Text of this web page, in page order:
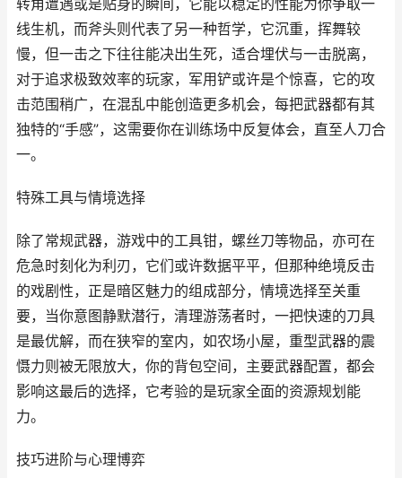
转角遭遇或是贴身的瞬间，它能以稳定的性能为你争取一
线生机，而斧头则代表了另一种哲学，它沉重，挥舞较
慢，但一击之下往往能决出生死，适合埋伏与一击脱离，
对于追求极致效率的玩家，军用铲或许是个惊喜，它的攻
击范围稍广，在混乱中能创造更多机会，每把武器都有其
独特的“手感”，这需要你在训练场中反复体会，直至人刀合
一。
特殊工具与情境选择
除了常规武器，游戏中的工具钳，螺丝刀等物品，亦可在
危急时刻化为利刃，它们或许数据平平，但那种绝境反击
的戏剧性，正是暗区魅力的组成部分，情境选择至关重
要，当你意图静默潜行，清理游荡者时，一把快速的刀具
是最优解，而在狭窄的室内，如农场小屋，重型武器的震
慑力则被无限放大，你的背包空间，主要武器配置，都会
影响这最后的选择，它考验的是玩家全面的资源规划能
力。
技巧进阶与心理博弈